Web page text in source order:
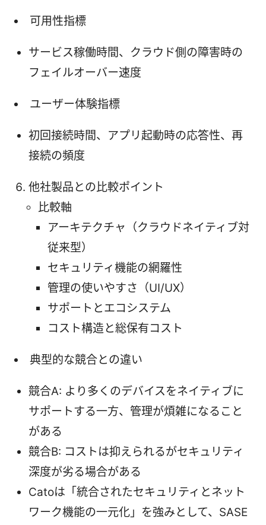
可用性指標
サービス稼働時間、クラウド側の障害時の
フェイルオーバー速度
ユーザー体験指標
初回接続時間、アプリ起動時の応答性、再
接続の頻度
他社製品との比較ポイント
比較軸
アーキテクチャ（クラウドネイティブ対
従来型）
セキュリティ機能の網羅性
管理の使いやすさ（UI/UX）
サポートとエコシステム
コスト構造と総保有コスト
典型的な競合との違い
競合A: より多くのデバイスをネイティブに
サポートする一方、管理が煩雑になること
がある
競合B: コストは抑えられるがセキュリティ
深度が劣る場合がある
Catoは「統合されたセキュリティとネット
ワーク機能の一元化」を強みとして、SASE